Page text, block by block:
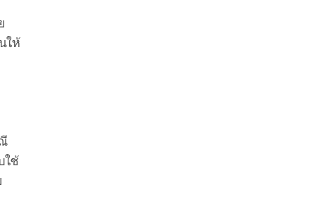
ให้
ใช้